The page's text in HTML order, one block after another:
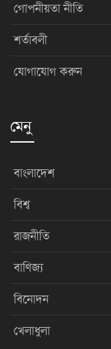
গোপনীয়তা নীতি
শর্তাবলী
যোগাযোগ করুন
মেনু
বাংলাদেশ
বিশ্ব
রাজনীতি
বাণিজ্য
বিনোদন
খেলাধুলা